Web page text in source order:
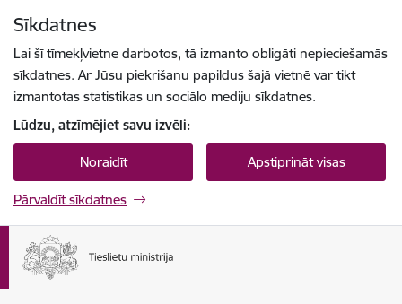
Sīkdatnes
Lai šī tīmekļvietne darbotos, tā izmanto obligāti nepieciešamās
sīkdatnes. Ar Jūsu piekrišanu papildus šajā vietnē var tikt
izmantotas statistikas un sociālo mediju sīkdatnes.
Lūdzu, atzīmējiet savu izvēli:
Noraidīt Apstiprināt visas
Pārvaldīt sīkdatnes